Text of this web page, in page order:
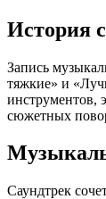
История
Запись
тяжкие» и
инструментов,
сюжетных
Саундтрек